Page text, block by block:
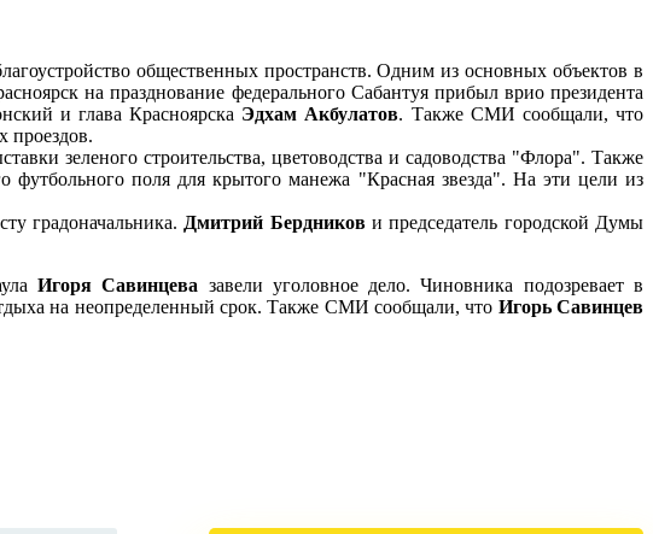
общественных пространств. Одним из основных объектов в
на празднование федерального Сабантуя прибыл врио президента
и глава Красноярска Эдхам Акбулатов. Также СМИ сообщали, что
проездов.
зеленого строительства, цветоводства и садоводства "Флора". Также
поля для крытого манежа "Красная звезда". На эти цели из
градоначальника. Дмитрий Бердникови председатель городской Думы
Игоря Савинцева завели уголовное дело. Чиновника подозревает в
на неопределенный срок. Также СМИ сообщали, что Игорь Савинцев